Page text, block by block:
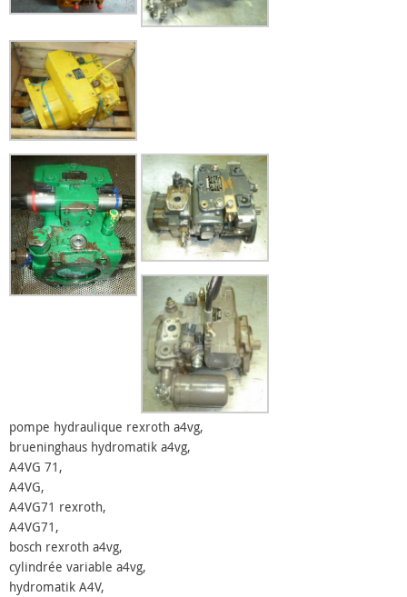
pompe hydraulique rexroth a4vg,
brueninghaus hydromatik a4vg,
A4VG 71,
A4VG,
A4VG71 rexroth,
A4VG71,
bosch rexroth a4vg,
cylindrée variable a4vg,
hydromatik A4V,